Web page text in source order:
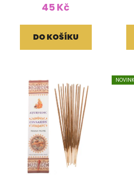
45 Kč
DO KOŠÍKU